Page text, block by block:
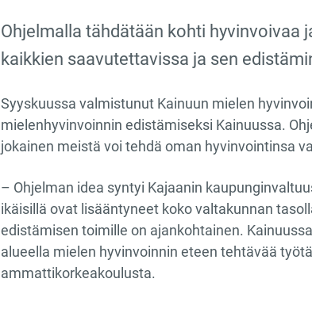
Ohjelmalla tähdätään kohti hyvinvoivaa
kaikkien saavutettavissa ja sen
Syyskuussa valmistunut Kainuun mielen
mielenhyvinvoinnin edistämiseksi Kainuussa.
jokainen meistä voi tehdä oman hyvinvointinsa
– Ohjelman idea syntyi Kajaanin
ikäisillä ovat lisääntyneet koko valtakunnan
edistämisen toimille on ajankohtainen.
alueella mielen hyvinvoinnin eteen tehtävää
ammattikorkeakoulusta.